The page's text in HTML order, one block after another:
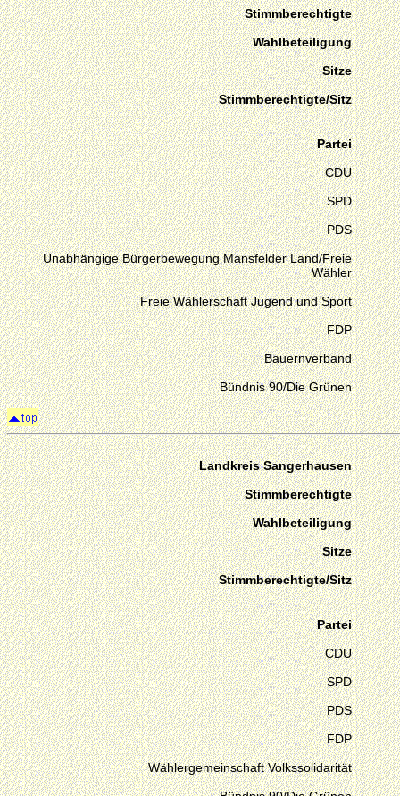
Stimmberechtigte
Wahlbeteiligung
Sitze
Stimmberechtigte/Sitz
Partei
CDU
SPD
PDS
Unabhängige Bürgerbewegung Mansfelder Land/Freie
Wähler
Freie Wählerschaft Jugend und Sport
FDP
Bauernverband
Bündnis 90/Die Grünen
Landkreis Sangerhausen
Stimmberechtigte
Wahlbeteiligung
Sitze
Stimmberechtigte/Sitz
Partei
CDU
SPD
PDS
FDP
Wählergemeinschaft Volkssolidarität